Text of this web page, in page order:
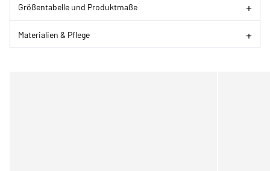
Größentabelle und Produktmaße
Materialien & Pflege